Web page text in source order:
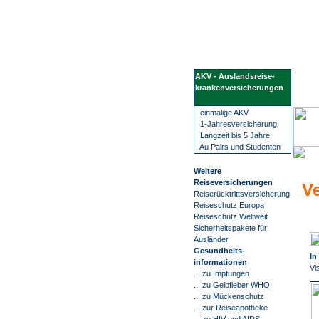
AKV - Auslandsreise-
krankenversicherungen
einmalige AKV
1-Jahresversicherung
Langzeit bis 5 Jahre
Au Pairs und Studenten
Weitere
Reiseversicherungen
Reiserücktrittsversicherung
Reiseschutz Europa
Reiseschutz Weltweit
Sicherheitspakete für
Ausländer
Gesundheits-
informationen
... zu Impfungen
... zu Gelbfieber WHO
... zu Mückenschutz
... zur Reiseapotheke
In